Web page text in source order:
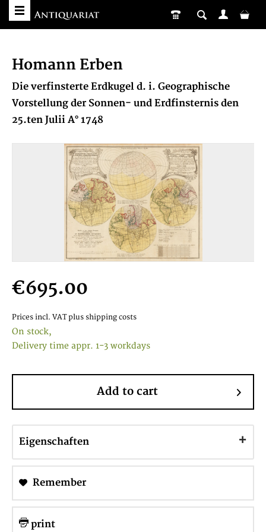
Homann Erben
Die verfinsterte Erdkugel d. i. Geographische
Vorstellung der Sonnen- und Erdfinsternis den
25.ten Julii A° 1748
€695.00
Prices incl. VAT plus shipping costs
On stock,
Delivery time appr. 1-3 workdays
Add to cart
Eigenschaften
Remember
print